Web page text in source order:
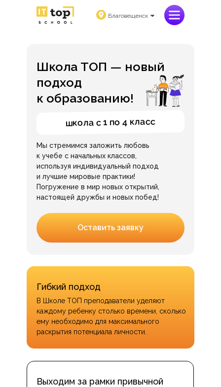
Благовещенск
Мы стремимся заложить любовь
к учебе с начальных классов,
используя индивидуальный подход
и лучшие мировые практики!
Погружение в мир новых открытий,
настоящей дружбы и новых побед!
Школа ТОП — новый
подход
к образованию!
школа с 1 по 4 класс
Оставить заявку
Выходим за рамки привычной
Гибкий подход
В Школе ТОП преподаватели уделяют
каждому ребенку столько времени, сколько
ему необходимо для максимального
раскрытия потенциала личности.